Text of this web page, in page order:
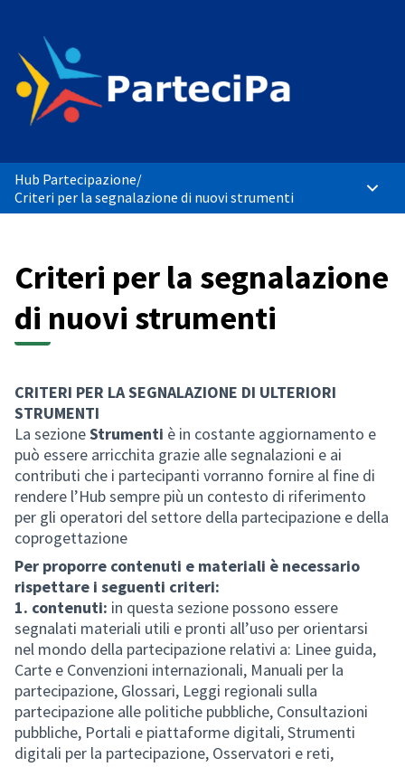
Hub Partecipazione/
Criteri per la segnalazione di nuovi strumenti
Criteri per la segnalazione
di nuovi strumenti
CRITERI PER LA SEGNALAZIONE DI ULTERIORI
STRUMENTI
La sezioneStrumenti è in costante aggiornamento e
può essere arricchita grazie alle segnalazioni e ai
contributi che i partecipanti vorranno fornire al fine di
rendere l’Hub sempre più un contesto di riferimento
per gli operatori del settore della partecipazione e della
coprogettazione
Per proporre contenuti e materiali è necessario
rispettare i seguenti criteri:
1. contenuti: in questa sezione possono essere
segnalati materiali utili e pronti all’uso per orientarsi
nel mondo della partecipazione relativi a: Linee guida,
Carte e Convenzioni internazionali, Manuali per la
partecipazione, Glossari, Leggi regionali sulla
partecipazione alle politiche pubbliche, Consultazioni
pubbliche, Portali e piattaforme digitali, Strumenti
digitali per la partecipazione, Osservatori e reti,